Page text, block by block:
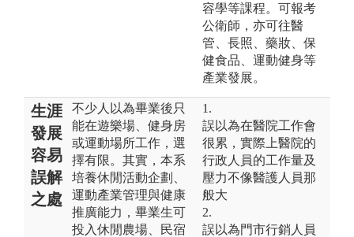
容學等課程。可報考
公衛師，亦可往醫
管、長照、藥妝、保
健食品、運動健身等
產業發展。
生涯
發展
容易
誤解
之處
不少人以為畢業後只
能在遊樂場、健身房
或運動場所工作，選
擇有限。其實，本系
培養休閒活動企劃、
運動產業管理與健康
推廣能力，畢業生可
投入休閒農場、民宿
1.
誤以為在醫院工作會
很累，實際上醫院的
行政人員的工作量及
壓力不像醫護人員那
般大
2.
誤以為門市行銷人員